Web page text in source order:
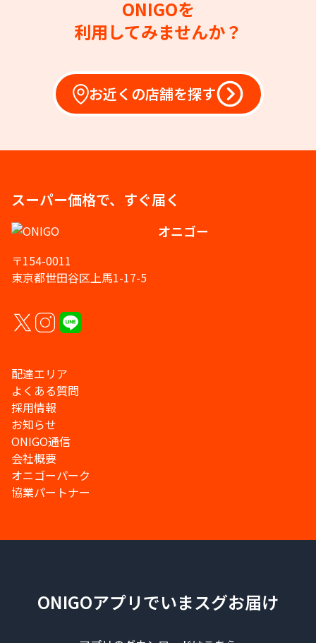
ONIGOを
利用してみませんか？
お近くの店舗を探す
スーパー価格で、すぐ届く
オニゴー
〒154-0011
東京都世田谷区上馬1-17-5
配達エリア
よくある質問
採用情報
お知らせ
ONIGO通信
会社概要
オニゴーパーク
協業パートナー
ONIGOアプリでいまスグお届け